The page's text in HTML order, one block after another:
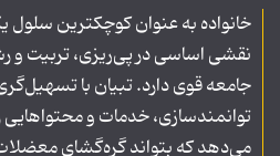
خانواده به عنوان کوچکترین سلول
نقشی اساسی در پی‌ریزی، تربیت و
جامعه قوی دارد. تبیان با
توانمندسازی، خدمات و محتواهایی
می‌دهد که بتواند گره‌گشای